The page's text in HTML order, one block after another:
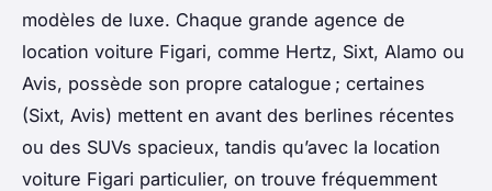
modèles de luxe. Chaque grande agence de
location voiture Figari, comme Hertz, Sixt, Alamo ou
Avis, possède son propre catalogue ; certaines
(Sixt, Avis) mettent en avant des berlines récentes
ou des SUVs spacieux, tandis qu’avec la location
voiture Figari particulier, on trouve fréquemment